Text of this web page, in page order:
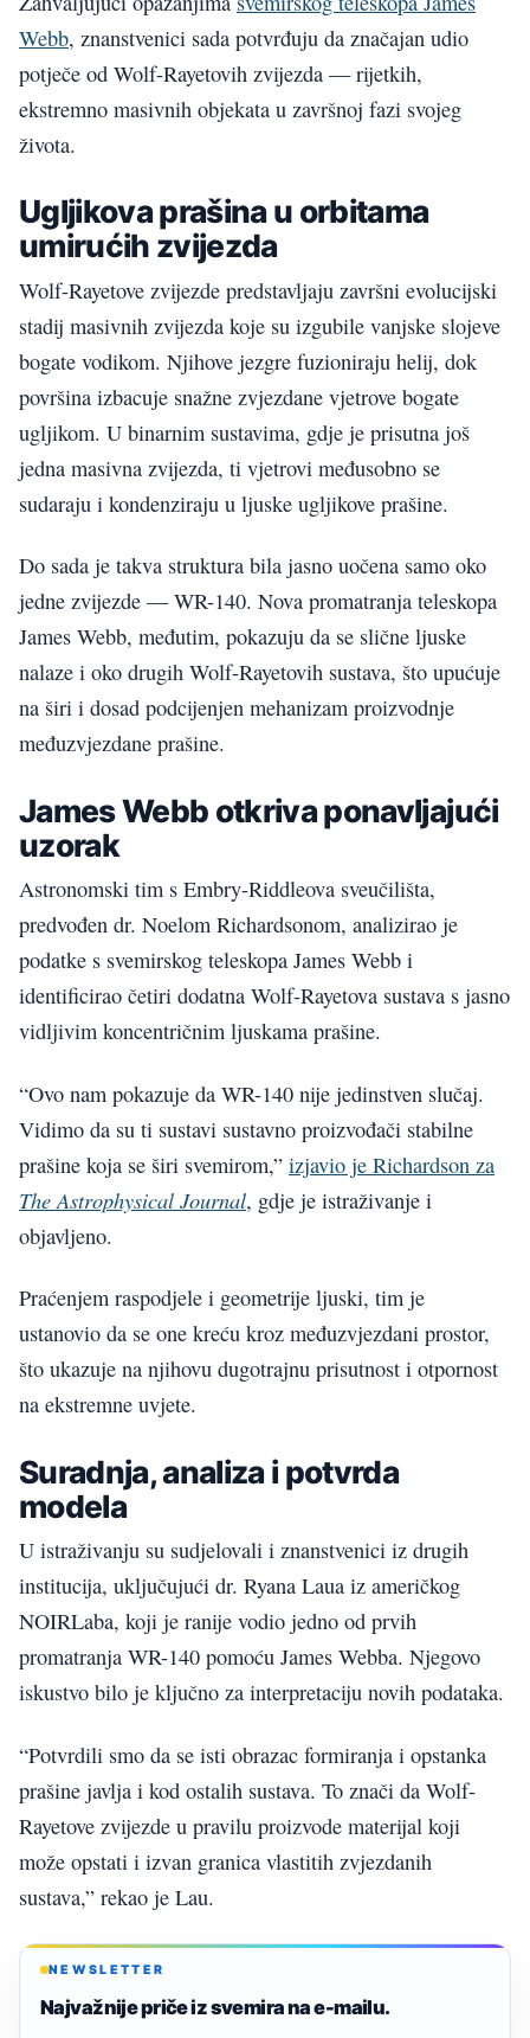
Webb, znanstvenici sada potvrđuju da značajan udio
potječe od Wolf-Rayetovih zvijezda — rijetkih,
ekstremno masivnih objekata u završnoj fazi svojeg
života.
Ugljikova prašina u orbitama
umirućih zvijezda
Wolf-Rayetove zvijezde predstavljaju završni evolucijski
stadij masivnih zvijezda koje su izgubile vanjske slojeve
bogate vodikom. Njihove jezgre fuzioniraju helij, dok
površina izbacuje snažne zvjezdane vjetrove bogate
ugljikom. U binarnim sustavima, gdje je prisutna još
jedna masivna zvijezda, ti vjetrovi međusobno se
sudaraju i kondenziraju u ljuske ugljikove prašine.
Do sada je takva struktura bila jasno uočena samo oko
jedne zvijezde — WR-140. Nova promatranja teleskopa
James Webb, međutim, pokazuju da se slične ljuske
nalaze i oko drugih Wolf-Rayetovih sustava, što upućuje
na širi i dosad podcijenjen mehanizam proizvodnje
među­zvjezdane prašine.
James Webb otkriva ponavljajući
uzorak
Astronomski tim s Embry-Riddleova sveučilišta,
predvođen dr. Noelom Richardsonom, analizirao je
podatke s svemirskog teleskopa James Webb i
identificirao četiri dodatna Wolf-Rayetova sustava s jasno
vidljivim koncentričnim ljuskama prašine.
“Ovo nam pokazuje da WR-140 nije jedinstven slučaj.
Vidimo da su ti sustavi sustavno proizvođači stabilne
prašine koja se širi svemirom,” izjavio je Richardson za
The Astrophysical Journal, gdje je istraživanje i
objavljeno.
Praćenjem raspodjele i geometrije ljuski, tim je
ustanovio da se one kreću kroz međuzvjezdani prostor,
što ukazuje na njihovu dugotrajnu prisutnost i otpornost
na ekstremne uvjete.
Suradnja, analiza i potvrda
modela
U istraživanju su sudjelovali i znanstvenici iz drugih
institucija, uključujući dr. Ryana Laua iz američkog
NOIRLaba, koji je ranije vodio jedno od prvih
promatranja WR-140 pomoću James Webba. Njegovo
iskustvo bilo je ključno za interpretaciju novih podataka.
“Potvrdili smo da se isti obrazac formiranja i opstanka
prašine javlja i kod ostalih sustava. To znači da Wolf-
Rayetove zvijezde u pravilu proizvode materijal koji
može opstati i izvan granica vlastitih zvjezdanih
sustava,” rekao je Lau.
NEWSLETTER
Najvažnije priče iz svemira na e-mailu.